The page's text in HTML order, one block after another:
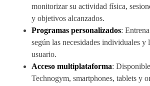
monitorizar su actividad física,
y objetivos alcanzados.
Programas personalizados:
según las necesidades individuales y
usuario.
Acceso multiplataforma:
Technogym, smartphones, tablets y